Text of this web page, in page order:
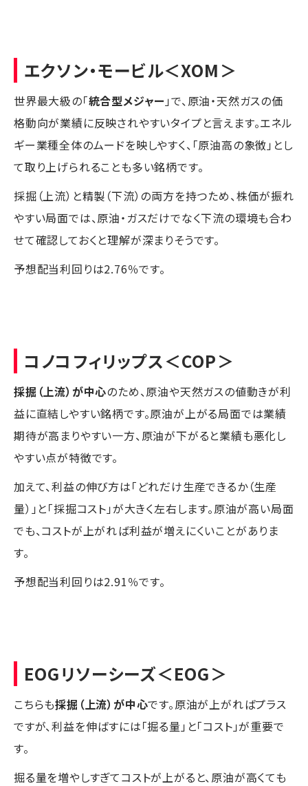
エクソン・モービル＜XOM＞
世界最大級の「統合型メジャー 」で、原油・天然ガスの価
格動向が業績に反映されやすいタイプと言えます。エネル
ギー業種全体のムードを映しやすく、「原油高の象徴」とし
て取り上げられることも多い銘柄です。
採掘（上流）と精製（下流）の両方を持つため、株価が振れ
やすい局面では、原油・ガスだけでなく下流の環境も合わ
せて確認しておくと理解が深まりそうです。
予想配当利回りは2.76％です。
コノコフィリップス＜COP＞
採掘（上流）が中心のため、原油や天然ガスの値動きが利
益に直結しやすい銘柄です。原油が上がる局面では業績
期待が高まりやすい一方、原油が下がると業績も悪化し
やすい点が特徴です。
加えて、利益の伸び方は「どれだけ生産できるか（生産
量）」と「採掘コスト」が大きく左右します。原油が高い局面
でも、コストが上がれば利益が増えにくいことがありま
す。
予想配当利回りは2.91％です。
EOGリソーシーズ＜EOG＞
こちらも採掘（上流）が中心です。原油が上がればプラス
ですが、利益を伸ばすには「掘る量」と「コスト」が重要で
す。
掘る量を増やしすぎてコストが上がると、原油が高くても